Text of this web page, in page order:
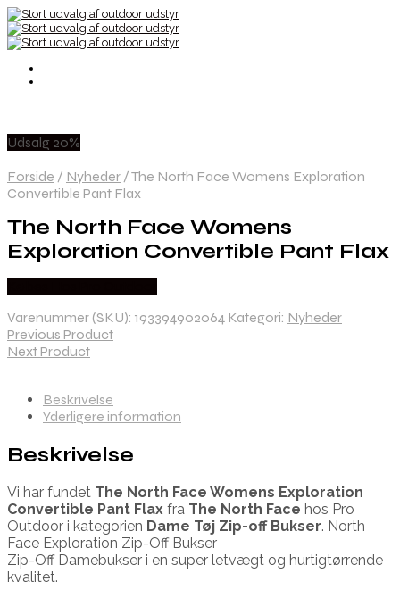
Udsalg 20%
Forside / Nyheder /The North Face Womens Exploration
Convertible Pant Flax
The North Face Womens
Exploration Convertible Pant Flax
Varenummer (SKU): 193394902064 Kategori: Nyheder
Previous Product
Next Product
Beskrivelse
Yderligere information
Beskrivelse
Vi har fundet The North Face Womens Exploration
Convertible Pant Flax fra The North Face hos Pro
Outdoor i kategorien Dame Tøj Zip-off Bukser. North
Face Exploration Zip-Off Bukser
Zip-Off Damebukser i en super letvægt og hurtigtørrende
kvalitet.